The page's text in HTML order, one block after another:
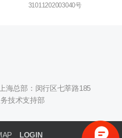
海总部：闵行区七莘路185
技术支持部
31011202003040号
LOGIN